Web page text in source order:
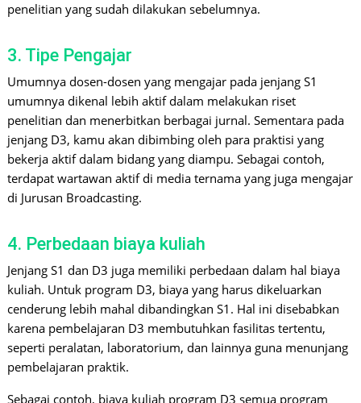
penelitian yang sudah dilakukan sebelumnya.
3. Tipe Pengajar
Umumnya dosen-dosen yang mengajar pada jenjang S1
umumnya dikenal lebih aktif dalam melakukan riset
penelitian dan menerbitkan berbagai jurnal. Sementara pada
jenjang D3, kamu akan dibimbing oleh para praktisi yang
bekerja aktif dalam bidang yang diampu. Sebagai contoh,
terdapat wartawan aktif di media ternama yang juga mengajar
di Jurusan Broadcasting.
4. Perbedaan biaya kuliah
Jenjang S1 dan D3 juga memiliki perbedaan dalam hal biaya
kuliah. Untuk program D3, biaya yang harus dikeluarkan
cenderung lebih mahal dibandingkan S1. Hal ini disebabkan
karena pembelajaran D3 membutuhkan fasilitas tertentu,
seperti peralatan, laboratorium, dan lainnya guna menunjang
pembelajaran praktik.
Sebagai contoh, biaya kuliah program D3 semua program